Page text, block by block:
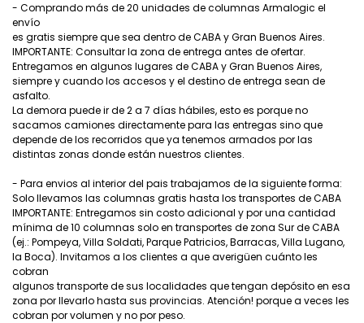
- Comprando más de 20 unidades de columnas Armalogic el
envío
es gratis siempre que sea dentro de CABA y Gran Buenos Aires.
IMPORTANTE: Consultar la zona de entrega antes de ofertar.
Entregamos en algunos lugares de CABA y Gran Buenos Aires,
siempre y cuando los accesos y el destino de entrega sean de
asfalto.
La demora puede ir de 2 a 7 días hábiles, esto es porque no
sacamos camiones directamente para las entregas sino que
depende de los recorridos que ya tenemos armados por las
distintas zonas donde están nuestros clientes.
- Para envios al interior del pais trabajamos de la siguiente forma:
Solo llevamos las columnas gratis hasta los transportes de CABA
IMPORTANTE: Entregamos sin costo adicional y por una cantidad
mínima de 10 columnas solo en transportes de zona Sur de CABA
(ej.: Pompeya, Villa Soldati, Parque Patricios, Barracas, Villa Lugano,
la Boca). Invitamos a los clientes a que averigüen cuánto les
cobran
algunos transporte de sus localidades que tengan depósito en esa
zona por llevarlo hasta sus provincias. Atención! porque a veces les
cobran por volumen y no por peso.